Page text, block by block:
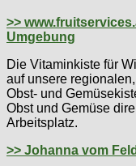
>>
Umgebung
Die Vitaminkiste für
auf unsere
Obst- und
Obst und Gemüse
Arbeitsplatz.
>> Johanna vom Feld